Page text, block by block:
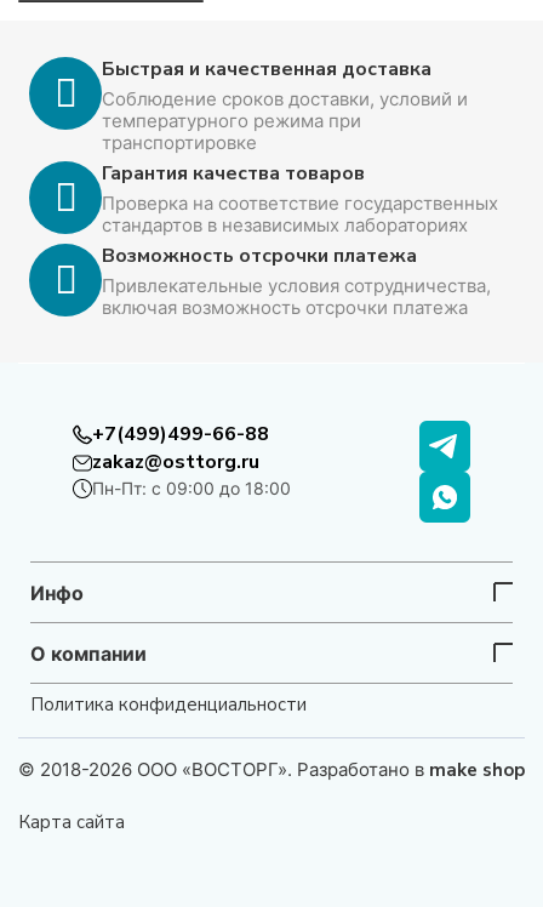
Быстрая и качественная доставка
Соблюдение сроков доставки, условий и
температурного режима при
транспортировке
Гарантия качества товаров
Проверка на соответствие государственных
стандартов в независимых лабораториях
Возможность отсрочки платежа
Привлекательные условия сотрудничества,
включая возможность отсрочки платежа
+7(499)499-66-88
zakaz@osttorg.ru
Пн-Пт: с 09:00 до 18:00
Инфо
О компании
Политика конфиденциальности
© 2018-2026 ООО «ВОСТОРГ». Разработано в make shop
Карта сайта